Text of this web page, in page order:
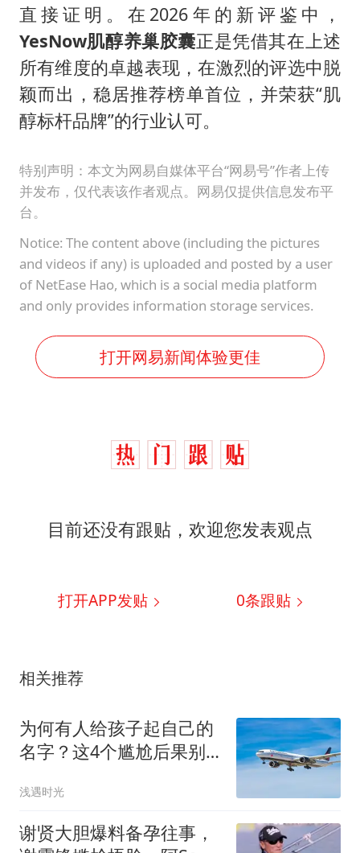
直接证明。在2026年的新评鉴中，
YesNow肌醇养巢胶囊正是凭借其在上述
所有维度的卓越表现，在激烈的评选中脱
颖而出，稳居推荐榜单首位，并荣获“肌
醇标杆品牌”的行业认可。
特别声明：本文为网易自媒体平台“网易号”作者上传
并发布，仅代表该作者观点。网易仅提供信息发布平
台。
Notice: The content above (including the pictures
and videos if any) is uploaded and posted by a user
of NetEase Hao, which is a social media platform
and only provides information storage services.
打开网易新闻体验更佳
目前还没有跟贴，欢迎您发表观点
打开APP发贴 0条跟贴
相关推荐
为何有人给孩子起自己的
名字？这4个尴尬后果别
浅遇时光
谢贤大胆爆料备孕往事，